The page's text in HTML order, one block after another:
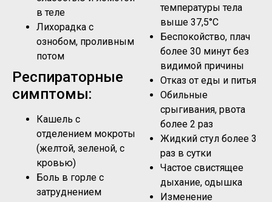
в теле
Лихорадка с
ознобом, проливным
потом
Респираторные
симптомы:
Кашель с
отделением мокроты
(желтой, зеленой, с
кровью)
Боль в горле с
затруднением
температуры тела
выше 37,5°C
Беспокойство, плач
более 30 минут без
видимой причины
Отказ от еды и питья
Обильные
срыгивания, рвота
более 2 раз
Жидкий стул более 3
раз в сутки
Частое свистящее
дыхание, одышка
Изменение